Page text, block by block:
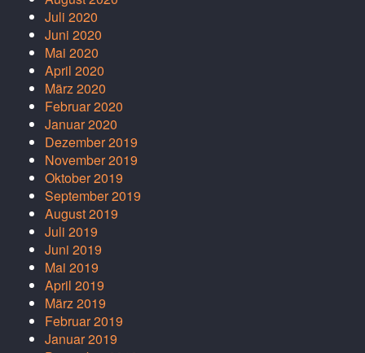
Juli 2020
Juni 2020
Mai 2020
April 2020
März 2020
Februar 2020
Januar 2020
Dezember 2019
November 2019
Oktober 2019
September 2019
August 2019
Juli 2019
Juni 2019
Mai 2019
April 2019
März 2019
Februar 2019
Januar 2019